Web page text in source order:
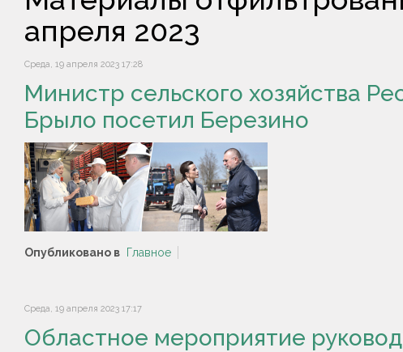
апреля 2023
Среда, 19 апреля 2023 17:28
Министр сельского хозяйства
Брыло посетил Березино
Опубликовано в Главное
Среда, 19 апреля 2023 17:17
Областное мероприятие